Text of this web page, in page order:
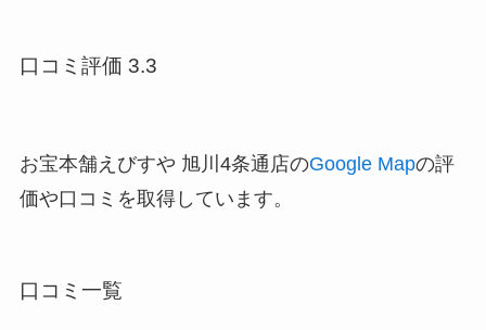
口コミ評価 3.3
お宝本舗えびすや 旭川4条通店のGoogle Mapの評
価や口コミを取得しています。
口コミ一覧